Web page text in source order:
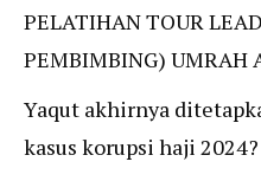
PELATIHAN TOUR
PEMBIMBING) UMRAH
Yaqut akhirnya
kasus korupsi haji 2024?